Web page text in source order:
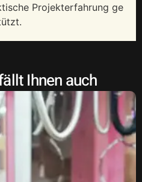
Projekterfahrung ge
Ihnen auch